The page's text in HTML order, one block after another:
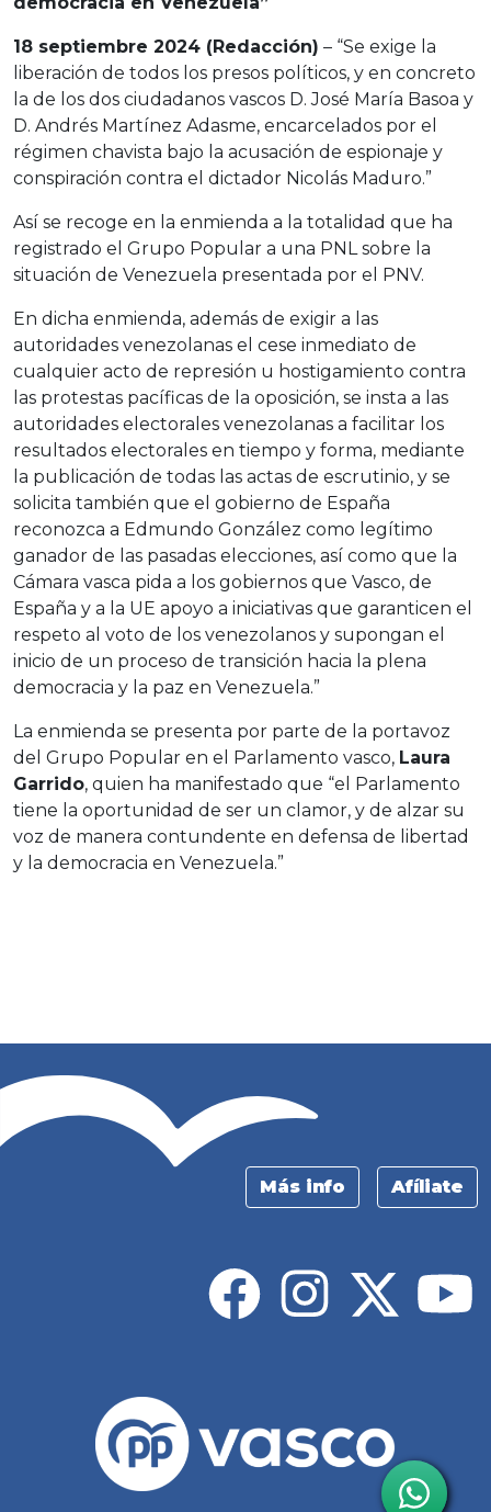
18 septiembre 2024 (Redacción) – “Se exige la
liberación de todos los presos políticos, y en concreto
la de los dos ciudadanos vascos D. José María Basoa y
D. Andrés Martínez Adasme, encarcelados por el
régimen chavista bajo la acusación de espionaje y
conspiración contra el dictador Nicolás Maduro.”
Así se recoge en la enmienda a la totalidad que ha
registrado el Grupo Popular a una PNL sobre la
situación de Venezuela presentada por el PNV.
En dicha enmienda, además de exigir a las
autoridades venezolanas el cese inmediato de
cualquier acto de represión u hostigamiento contra
las protestas pacíficas de la oposición, se insta a las
autoridades electorales venezolanas a facilitar los
resultados electorales en tiempo y forma, mediante
la publicación de todas las actas de escrutinio, y se
solicita también que el gobierno de España
reconozca a Edmundo González como legítimo
ganador de las pasadas elecciones, así como que la
Cámara vasca pida a los gobiernos que Vasco, de
España y a la UE apoyo a iniciativas que garanticen el
respeto al voto de los venezolanos y supongan el
inicio de un proceso de transición hacia la plena
democracia y la paz en Venezuela.”
La enmienda se presenta por parte de la portavoz
del Grupo Popular en el Parlamento vasco, Laura
Garrido, quien ha manifestado que “el Parlamento
tiene la oportunidad de ser un clamor, y de alzar su
voz de manera contundente en defensa de libertad
y la democracia en Venezuela.”
Más info Afíliate